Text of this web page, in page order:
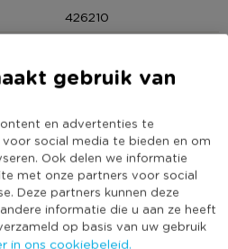
gebruik van
en advertenties te
social media te bieden en om
Ook delen we informatie
met onze partners voor social
Deze partners kunnen deze
informatie die u aan ze heeft
op basis van uw gebruik
in ons cookiebeleid.
426210
Roze
bekend
- Magnolia Blossom -
Schrijf een review!